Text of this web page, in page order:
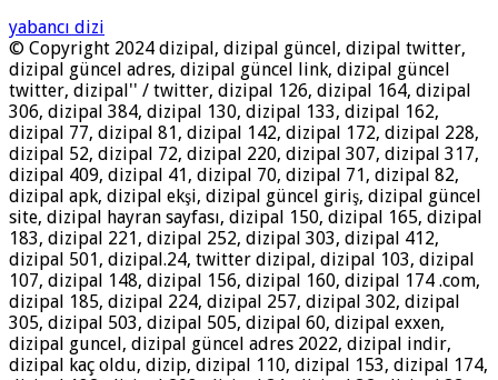
yabancı dizi
© Copyright 2024 dizipal, dizipal güncel, dizipal twitter,
dizipal güncel adres, dizipal güncel link, dizipal güncel
twitter, dizipal'' / twitter, dizipal 126, dizipal 164, dizipal
306, dizipal 384, dizipal 130, dizipal 133, dizipal 162,
dizipal 77, dizipal 81, dizipal 142, dizipal 172, dizipal 228,
dizipal 52, dizipal 72, dizipal 220, dizipal 307, dizipal 317,
dizipal 409, dizipal 41, dizipal 70, dizipal 71, dizipal 82,
dizipal apk, dizipal ekşi, dizipal güncel giriş, dizipal güncel
site, dizipal hayran sayfası, dizipal 150, dizipal 165, dizipal
183, dizipal 221, dizipal 252, dizipal 303, dizipal 412,
dizipal 501, dizipal.24, twitter dizipal, dizipal 103, dizipal
107, dizipal 148, dizipal 156, dizipal 160, dizipal 174 .com,
dizipal 185, dizipal 224, dizipal 257, dizipal 302, dizipal
305, dizipal 503, dizipal 505, dizipal 60, dizipal exxen,
dizipal guncel, dizipal güncel adres 2022, dizipal indir,
dizipal kaç oldu, dizip, dizipal 110, dizipal 153, dizipal 174,